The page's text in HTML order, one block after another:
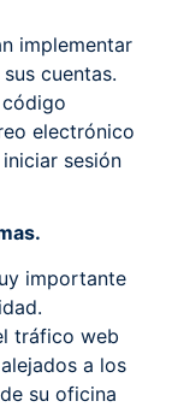
implementar
cuentas.
electrónico
sesión
importante
tráfico web
a los
su oficina